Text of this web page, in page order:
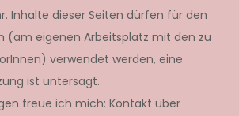
Inhalte dieser Seiten dürfen für den
(am eigenen Arbeitsplatz mit den zu
verwendet werden, eine
ist untersagt.
freue ich mich: Kontakt über